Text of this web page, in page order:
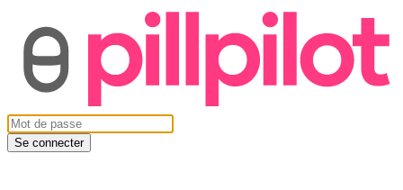
Se connecter